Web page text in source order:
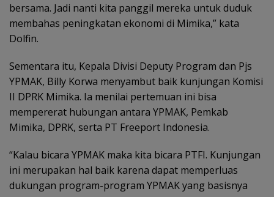
bersama. Jadi nanti kita panggil mereka untuk duduk
membahas peningkatan ekonomi di Mimika,” kata
Dolfin.
Sementara itu, Kepala Divisi Deputy Program dan Pjs
YPMAK, Billy Korwa menyambut baik kunjungan Komisi
II DPRK Mimika. Ia menilai pertemuan ini bisa
mempererat hubungan antara YPMAK, Pemkab
Mimika, DPRK, serta PT Freeport Indonesia.
“Kalau bicara YPMAK maka kita bicara PTFI. Kunjungan
ini merupakan hal baik karena dapat memperluas
dukungan program-program YPMAK yang basisnya